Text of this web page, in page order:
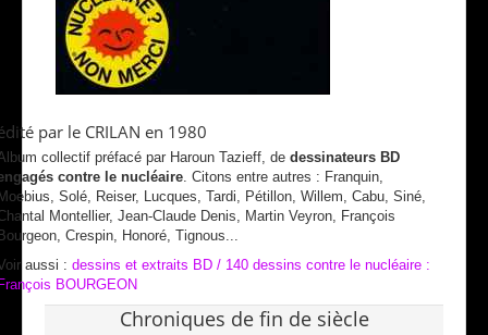
par le CRILAN en 1980
collectif préfacé par Haroun Tazieff, de dessinateurs BD
contre le nucléaire. Citons entre autres : Franquin,
Solé, Reiser, Lucques, Tardi, Pétillon, Willem, Cabu, Siné,
Montellier, Jean-Claude Denis, Martin Veyron, François
Crespin, Honoré, Tignous...
aussi : dessins et extraits BD / 140 dessins contre le nucléaire :
BOURGEON
Chroniques de fin de siècle